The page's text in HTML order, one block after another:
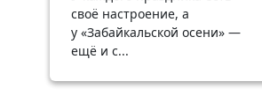
своё настроение, а
у «Забайкальской осени» —
ещё и с...